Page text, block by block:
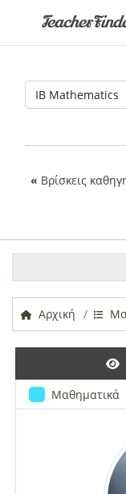
« Βρίσκεις
Αρχική
Μαθηματικά